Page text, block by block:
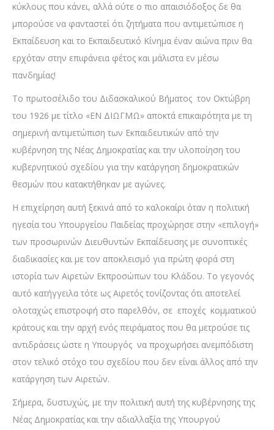
κύκλους που κάνει, αλλά ούτε ο πιο απαισιόδοξος δε θα
μπορούσε να φανταστεί ότι ζητήματα που αντιμετώπισε η
Εκπαίδευση και το Εκπαιδευτικό Κίνημα έναν αιώνα πριν θα
ερχόταν στην επιφάνεια φέτος και μάλιστα εν μέσω
πανδημίας!
Το πρωτοσέλιδο του Διδασκαλικού Βήματος τον Οκτώβρη
του 1926 με τίτλο «ΕΝ ΔΙΩΓΜΩ» αποκτά επικαιρότητα με τη
σημερινή αντιμετώπιση των Εκπαιδευτικών από την
κυβέρνηση της Νέας Δημοκρατίας και την υλοποίηση του
κυβερνητικού σχεδίου για την κατάργηση δημοκρατικών
θεσμών που κατακτήθηκαν με αγώνες.
Η επιχείρηση αυτή ξεκινά από το καλοκαίρι όταν η πολιτική
ηγεσία του Υπουργείου Παιδείας προχώρησε στην «επιλογή»
των προσωρινών Διευθυντών Εκπαίδευσης με συνοπτικές
διαδικασίες και με τον αποκλεισμό για πρώτη φορά στη
ιστορία των Αιρετών Εκπροσώπων του Κλάδου. Το γεγονός
αυτό κατήγγειλα τότε ως Αιρετός τονίζοντας ότι αποτελεί
ολοταχώς επιστροφή στο παρελθόν, σε εποχές κομματικού
κράτους και την αρχή ενός πειράματος που θα μετρούσε τις
αντιδράσεις ώστε η Υπουργός να προχωρήσει ανεμπόδιστη
στον τελικό στόχο του σχεδίου που δεν είναι άλλος από την
κατάργηση των Αιρετών.
Σήμερα, δυστυχώς, με την πολιτική αυτή της κυβέρνησης της
Νέας Δημοκρατίας και την αδιαλλαξία της Υπουργού